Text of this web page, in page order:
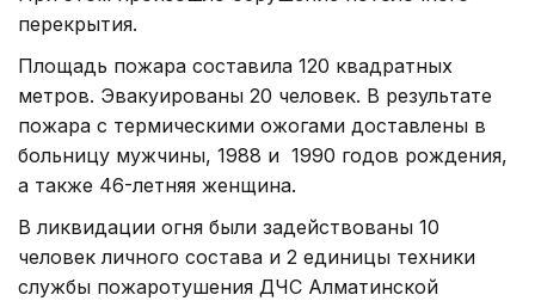
перекрытия.
Площадь пожара составила 120 квадратных
метров. Эвакуированы 20 человек. В результате
пожара с термическими ожогами доставлены в
больницу мужчины, 1988 и 1990 годов рождения,
а также 46-летняя женщина.
В ликвидации огня были задействованы 10
человек личного состава и 2 единицы техники
службы пожаротушения ДЧС Алматинской